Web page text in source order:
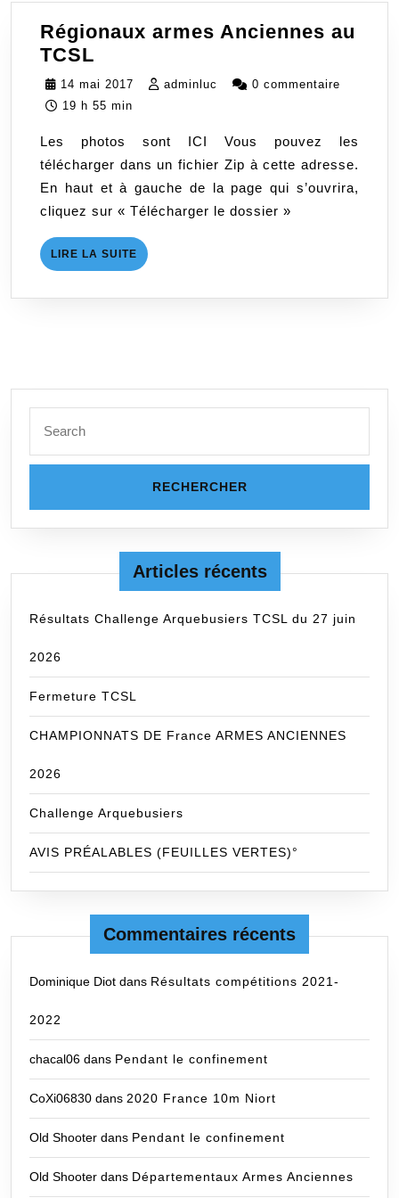
Régionaux armes Anciennes au
TCSL
armes
Anciennes
TCSL
14 mai 2017
14
adminluc adminluc0 commentaire
19 h 55 min
Les photos sont ICI Vous pouvez les
télécharger dans un fichier Zip à cette adresse.
En haut et à gauche de la page qui s’ouvrira,
cliquez sur « Télécharger le dossier »
LIRE LA SUITE LIRE
LA
for:
Articles récents
Résultats Challenge Arquebusiers TCSL du 27 juin
2026
Fermeture TCSL
CHAMPIONNATS DE France ARMES ANCIENNES
2026
Challenge Arquebusiers
AVIS PRÉALABLES (FEUILLES VERTES)°
Commentaires récents
Dominique Diot dans Résultats compétitions 2021-
2022
chacal06 dans Pendant le confinement
CoXi06830 dans 2020 France 10m Niort
Old Shooter dans Pendant le confinement
Old Shooter dans Départementaux Armes Anciennes